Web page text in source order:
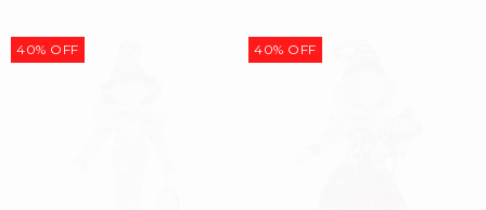
40% OFF 40% OFF